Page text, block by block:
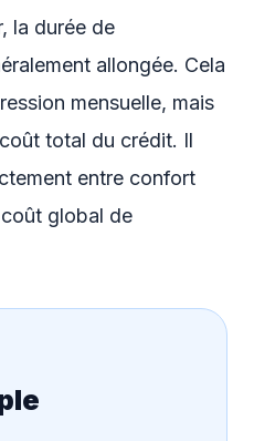
la durée de
allongée. Cela
mensuelle, mais
total du crédit. Il
entre confort
global de